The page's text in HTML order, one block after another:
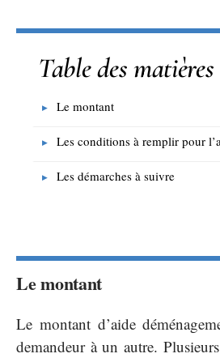
Table des matières
Le montant
Les conditions à remplir pour
Les démarches à suivre
Le montant
Le montant d’aide
demandeur à un autre.